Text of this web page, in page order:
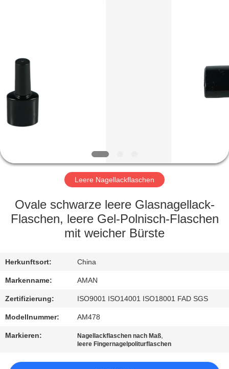
HEIM
PRODUKTE
VIDEOS
VR-
SHOW
ÜBER
UNS
QUALITÄTSKONTROLLE
KONTAKT
MIT
Leere Nagellackflaschen
Ovale schwarze leere Glasnagellack-
Flaschen, leere Gel-Polnisch-Flaschen
mit weicher Bürste
Herkunftsort: China
Markenname: AMAN
Zertifizierung: ISO9001 ISO14001 ISO18001 FAD SGS
Modellnummer: AM478
Markieren: Nagellackflaschen nach Maß,
leere Fingernagelpoliturflaschen